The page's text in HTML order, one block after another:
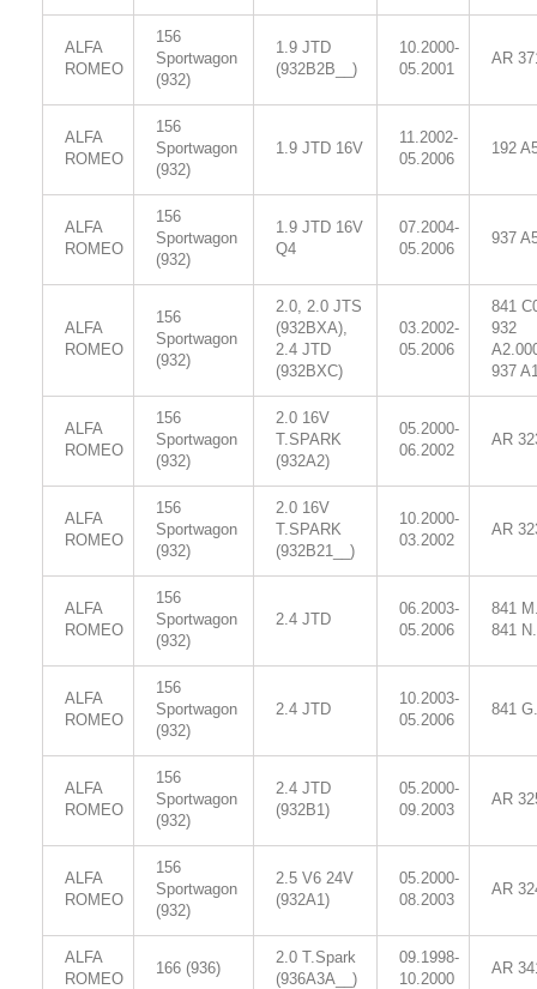
ALFA
ROMEO
156
Sportwagon
(932)
1.9 JTD
(932B2B__)
10.2000-
05.2001
AR
ALFA
ROMEO
156
Sportwagon
(932)
1.9 JTD 16V
11.2002-
05.2006
192
ALFA
ROMEO
156
Sportwagon
(932)
1.9 JTD 16V
Q4
07.2004-
05.2006
937
ALFA
ROMEO
156
Sportwagon
(932)
2.0, 2.0 JTS
(932BXA),
2.4 JTD
(932BXC)
03.2002-
05.2006
841
932
937
ALFA
ROMEO
156
Sportwagon
(932)
2.0 16V
T.SPARK
(932A2)
05.2000-
06.2002
AR
ALFA
ROMEO
156
Sportwagon
(932)
2.0 16V
T.SPARK
(932B21__)
10.2000-
03.2002
AR
ALFA
ROMEO
156
Sportwagon
(932)
2.4 JTD
06.2003-
05.2006
841
841
ALFA
ROMEO
156
Sportwagon
(932)
2.4 JTD
10.2003-
05.2006
841
ALFA
ROMEO
156
Sportwagon
(932)
2.4 JTD
(932B1)
05.2000-
09.2003
AR
ALFA
ROMEO
156
Sportwagon
(932)
2.5 V6 24V
(932A1)
05.2000-
08.2003
AR
ALFA
ROMEO
166 (936)
2.0 T.Spark
(936A3A__)
09.1998-
10.2000
AR